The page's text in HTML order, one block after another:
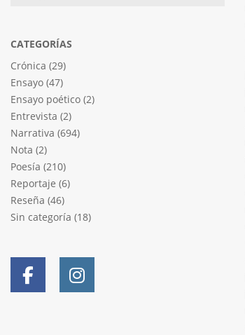
CATEGORÍAS
Crónica (29)
Ensayo (47)
Ensayo poético (2)
Entrevista (2)
Narrativa (694)
Nota (2)
Poesía (210)
Reportaje (6)
Reseña (46)
Sin categoría (18)